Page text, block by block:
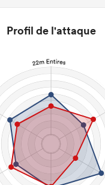
Profil de l'attaque